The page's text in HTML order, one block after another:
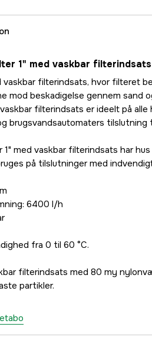
1" med vaskbar filterindsats
vaskbar filterindsats, hvor filteret
mod beskadigelse gennem sand
filterindsats er ideelt på alle
brugsvandsautomaters tilslutning
1" med vaskbar filterindsats har
på tilslutninger med
6400 l/h
fra 0 til 60 °C.
filterindsats med 80 my
partikler.